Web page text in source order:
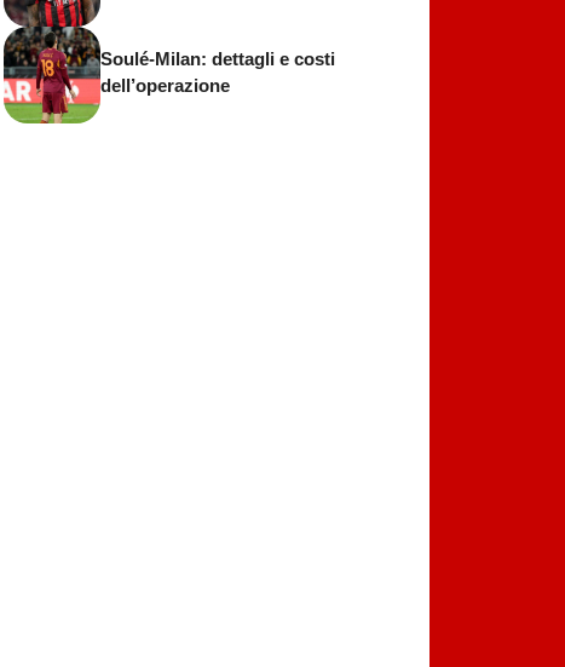
Soulé-Milan: dettagli e costi
dell’operazione